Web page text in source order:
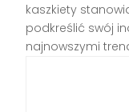
kaszkiety
podkreślić swój
najnowszymi